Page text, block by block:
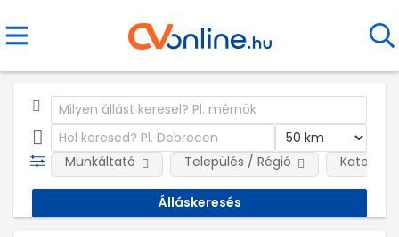
Munkáltató Település / Régió